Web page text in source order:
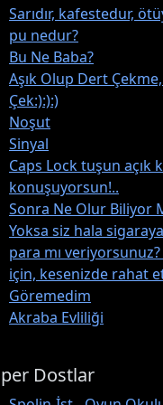
Sarıdır, kafestedur,
pu nedur?
Bu Ne Baba?
Aşık Olup Dert
Çek:):):)
Noşut
Sinyal
Caps Lock tuşun açık
konuşuyorsun!..
Sonra Ne Olur Biliyor
Yoksa siz hala
para mı
için, kesenizde rahat
Göremedim
Akraba Evliliği
Dostlar